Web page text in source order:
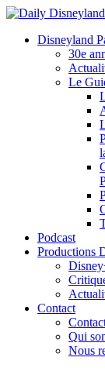
Disneyland
30e
Le
Podcast
Productions
Contact
Qui
Nous